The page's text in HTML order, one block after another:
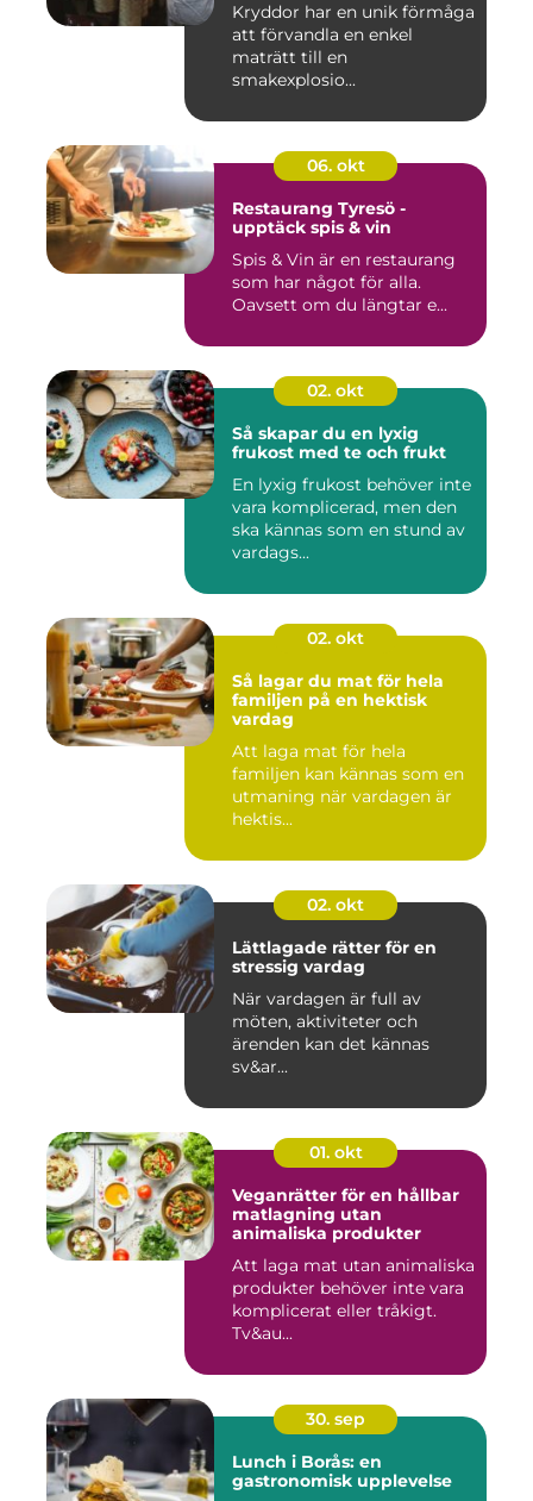
Kryddor har en unik förmåga
att förvandla en enkel
maträtt till en
smakexplosio...
06. okt
Restaurang Tyresö -
upptäck spis & vin
Spis & Vin är en restaurang
som har något för alla.
Oavsett om du längtar e...
02. okt
Så skapar du en lyxig
frukost med te och frukt
En lyxig frukost behöver inte
vara komplicerad, men den
ska kännas som en stund av
vardags...
02. okt
Så lagar du mat för hela
familjen på en hektisk
vardag
Att laga mat för hela
familjen kan kännas som en
utmaning när vardagen är
hektis...
02. okt
Lättlagade rätter för en
stressig vardag
När vardagen är full av
möten, aktiviteter och
ärenden kan det kännas
sv&ar...
01. okt
Veganrätter för en hållbar
matlagning utan
animaliska produkter
Att laga mat utan animaliska
produkter behöver inte vara
komplicerat eller tråkigt.
Tv&au...
30. sep
Lunch i Borås: en
gastronomisk upplevelse